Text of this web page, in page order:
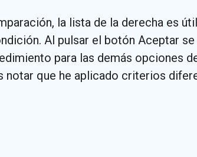
la lista de la derecha es
Al pulsar el botón Aceptar
para las demás opciones
notar que he aplicado criterios